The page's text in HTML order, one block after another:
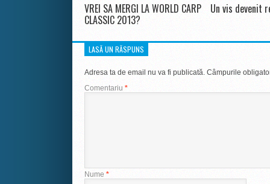
VREI SA MERGI LA WORLD CARP
CLASSIC 2013?
Un vis devenit
LASĂ UN RĂSPUNS
Adresa ta de email nu va fi publicată. Câmpurile
Comentariu *
Nume *